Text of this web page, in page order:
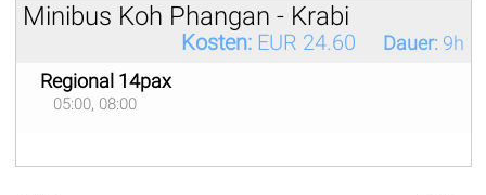
Minibus Koh Phangan - Krabi
Kosten:EUR 24.60 Dauer:9h
Regional 14pax
05:00, 08:00